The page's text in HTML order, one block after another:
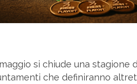
si chiude una stagione
che definiranno